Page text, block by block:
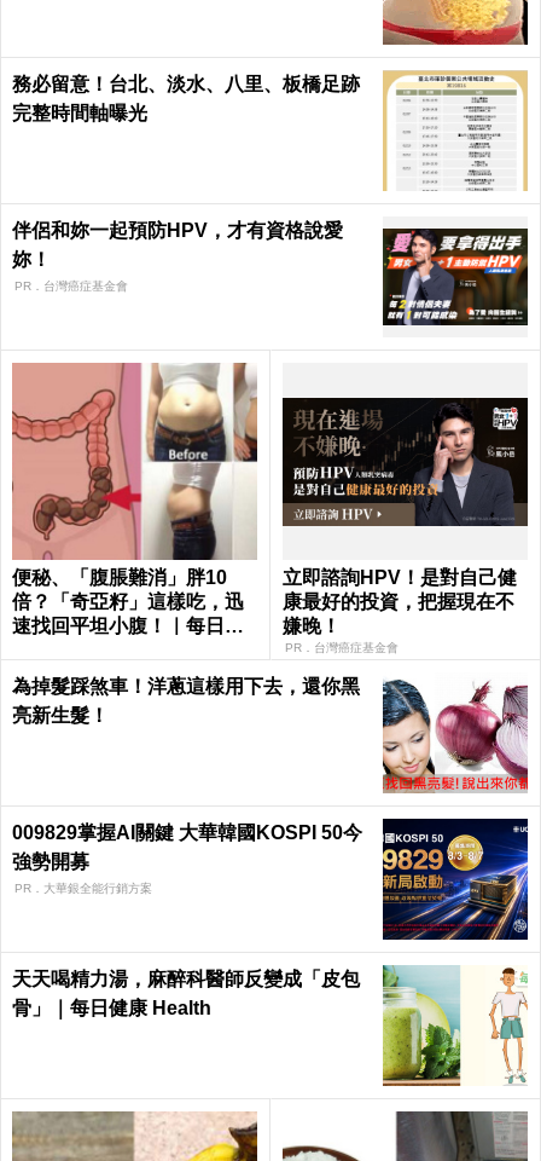
務必留意！台北、淡水、八里、板橋足跡
完整時間軸曝光
伴侶和妳一起預防HPV，才有資格說愛
妳！
PR．台灣癌症基金會
便秘、「腹脹難消」胖10
倍？「奇亞籽」這樣吃，迅
速找回平坦小腹！｜每日健
立即諮詢HPV！是對自己健
康最好的投資，把握現在不
嫌晚！
PR．台灣癌症基金會
為掉髮踩煞車！洋蔥這樣用下去，還你黑
亮新生髮！
009829掌握AI關鍵 大華韓國KOSPI 50今
強勢開募
PR．大華銀全能行銷方案
天天喝精力湯，麻醉科醫師反變成「皮包
骨」｜每日健康 Health